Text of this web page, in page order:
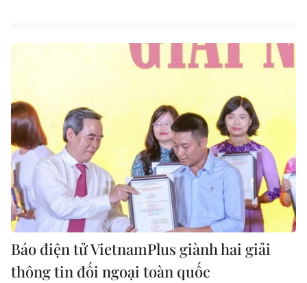
Báo điện tử VietnamPlus giành hai giải
thông tin đối ngoại toàn quốc